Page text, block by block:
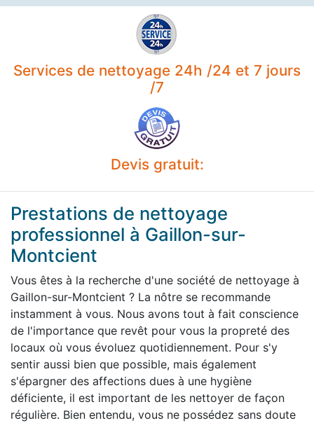
Services de nettoyage 24h /24 et 7 jours
/7
Devis gratuit:
Prestations de nettoyage
professionnel à Gaillon-sur-
Montcient
Vous êtes à la recherche d'une société de nettoyage à
Gaillon-sur-Montcient ? La nôtre se recommande
instamment à vous. Nous avons tout à fait conscience
de l'importance que revêt pour vous la propreté des
locaux où vous évoluez quotidiennement. Pour s'y
sentir aussi bien que possible, mais également
s'épargner des affections dues à une hygiène
déficiente, il est important de les nettoyer de façon
régulière. Bien entendu, vous ne possédez sans doute